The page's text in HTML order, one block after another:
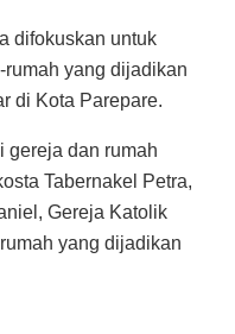
difokuskan untuk
yang dijadikan
di Kota Parepare.
gereja dan rumah
Tabernakel Petra,
Gereja Katolik
yang dijadikan